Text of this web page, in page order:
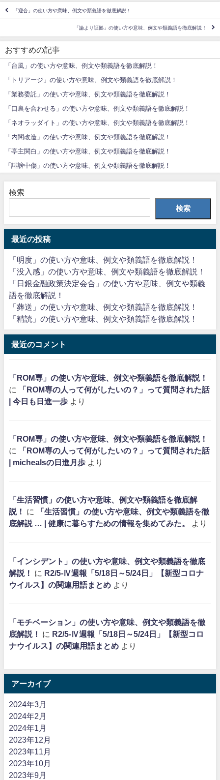
「迎合」の使い方や意味、例文や類義語を徹底解説！
「論より証拠」の使い方や意味、例文や類義語を徹底解説！
おすすめの記事
「台風」の使い方や意味、例文や類義語を徹底解説！
「トリアージ」の使い方や意味、例文や類義語を徹底解説！
「業務委託」の使い方や意味、例文や類義語を徹底解説！
「口裏を合わせる」の使い方や意味、例文や類義語を徹底解説！
「ネオラッダイト」の使い方や意味、例文や類義語を徹底解説！
「内閣改造」の使い方や意味、例文や類義語を徹底解説！
「亭主関白」の使い方や意味、例文や類義語を徹底解説！
「誹謗中傷」の使い方や意味、例文や類義語を徹底解説！
検索
検索
最近の投稿
「明度」の使い方や意味、例文や類義語を徹底解説！
「没入感」の使い方や意味、例文や類義語を徹底解説！
「日銀金融政策決定会合」の使い方や意味、例文や類義
語を徹底解説！
「葬送」の使い方や意味、例文や類義語を徹底解説！
「精読」の使い方や意味、例文や類義語を徹底解説！
最近のコメント
「ROM専」の使い方や意味、例文や類義語を徹底解説！
に
「ROM専の人って何がしたいの？」って質問された話
| 今日も日進一歩 より
「ROM専」の使い方や意味、例文や類義語を徹底解説！
に
「ROM専の人って何がしたいの？」って質問された話
| michealsの日進月歩 より
「生活習慣」の使い方や意味、例文や類義語を徹底解
説！
に
「生活習慣」の使い方や意味、例文や類義語を徹
底解説 … | 健康に暮らすための情報を集めてみた。
より
「インシデント」の使い方や意味、例文や類義語を徹底
解説！
に R2/5-Ⅳ週報「5/18日～5/24日」【新型コロナ
ウイルス】の関連用語まとめ より
「モチベーション」の使い方や意味、例文や類義語を徹
底解説！
に R2/5-Ⅳ週報「5/18日～5/24日」【新型コロ
ナウイルス】の関連用語まとめ より
アーカイブ
2024年3月
2024年2月
2024年1月
2023年12月
2023年11月
2023年10月
2023年9月